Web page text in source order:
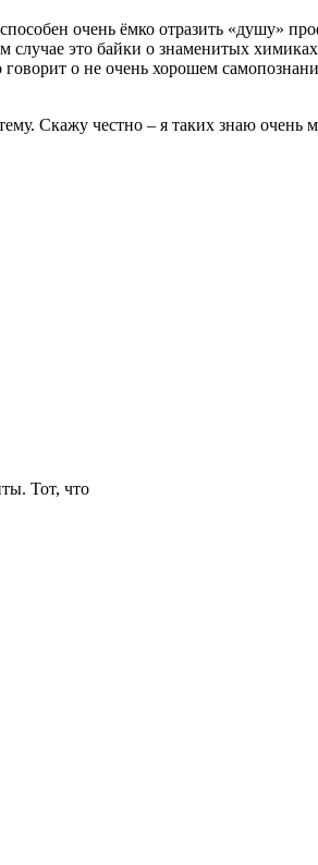
очень ёмко отразить «душу»
это байки о знаменитых
о не очень хорошем
Скажу честно – я таких знаю очень
Тот, что